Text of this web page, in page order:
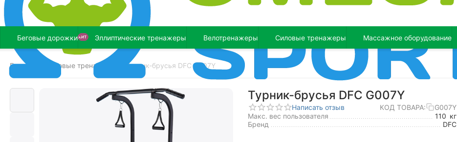
Беговые дорожкиХИТ Эллиптические тренажеры Велотренажеры Силовые тренажеры Массажное оборудование
Главная Силовые тренажеры Турник-брусья DFC G007Y
Турник-брусья DFC G007Y
Написать отзыв КОД ТОВАРА:
G007Y
Макс. вес пользователя
110 кг
Бренд
DFC